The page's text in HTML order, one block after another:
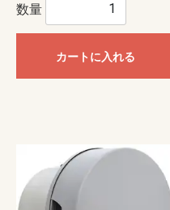
数量
カートに入れる